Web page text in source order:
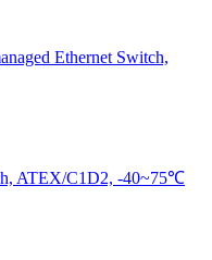
Ethernet Switch,
ATEX/C1D2, -40~75℃